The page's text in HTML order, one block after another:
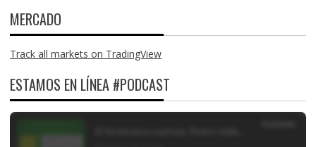
MERCADO
Track all markets on TradingView
ESTAMOS EN LÍNEA #PODCAST